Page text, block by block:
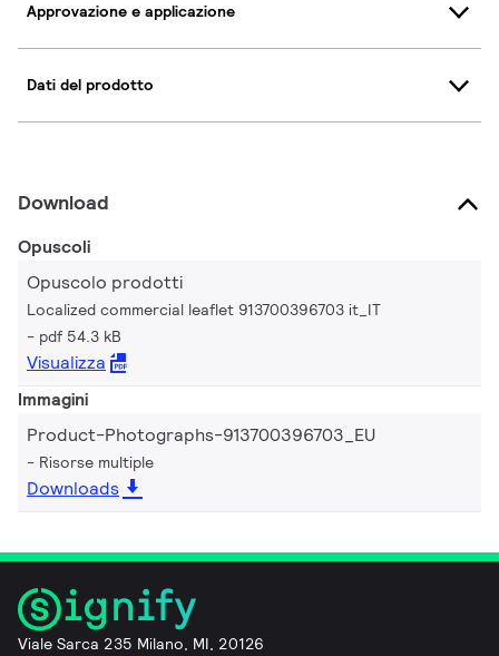
Approvazione e applicazione
Dati del prodotto
Download
Opuscoli
Opuscolo prodotti
Localized commercial leaflet 913700396703 it_IT
pdf 54.3 kB
Visualizza
Immagini
Product-Photographs-913700396703_EU
Risorse multiple
Downloads
Viale Sarca 235 Milano, MI, 20126